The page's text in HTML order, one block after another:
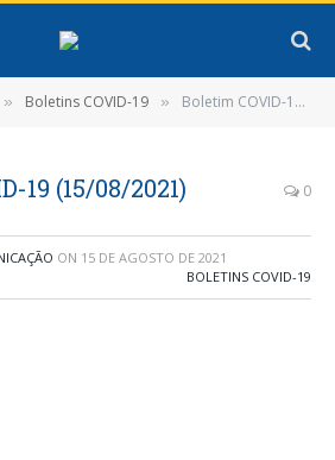
» Boletins COVID-19 » Boletim COVID-19 (15/08/2021)
19 (15/08/2021) 0
ON 15 DE AGOSTO DE 2021
BOLETINS COVID-19